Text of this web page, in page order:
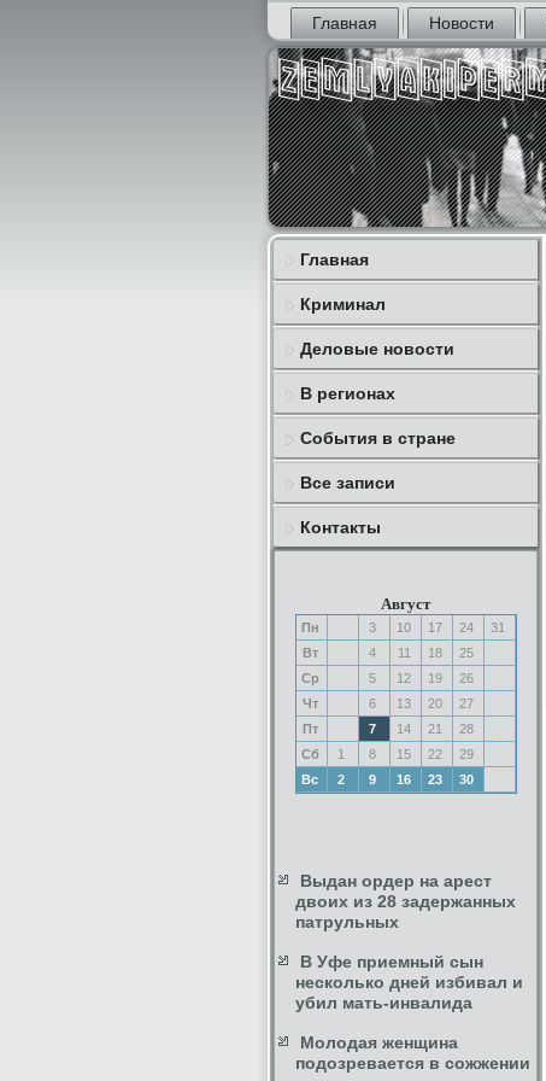
Главная Новости
Главная
Криминал
Деловые новости
В регионах
События в стране
Все записи
Контакты
Август
Пн 3 10 17 24
31
Вт
4 11 18
25
Ср
5 12 19
26
Чт
6 13 20
27
Пт
7 14 21
28
Сб
1 8 15 22
29
Вс
2 9 16 23 30
Выдан ордер на арест
двоих из 28 задержанных
патрульных
В Уфе приемный сын
несколько дней избивал и
убил мать-инвалида
Молодая женщина
подозревается в сожжении